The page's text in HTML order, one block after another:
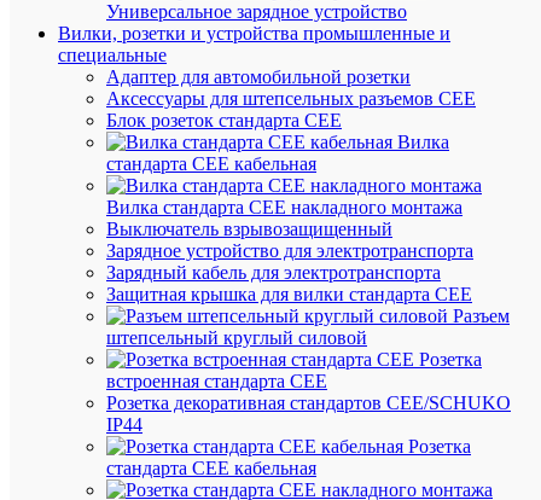
Универсальное зарядное устройство
Вилки, розетки и устройства промышленные и
специальные
Адаптер для автомобильной розетки
Аксессуары для штепсельных разъемов CEE
Блок розеток стандарта CEE
Вилка
стандарта CEE кабельная
Вилка стандарта CEE накладного монтажа
Выключатель взрывозащищенный
Зарядное устройство для электротранспорта
Зарядный кабель для электротранспорта
Защитная крышка для вилки стандарта CEE
Разъем
штепсельный круглый силовой
Розетка
встроенная стандарта CEE
Розетка декоративная стандартов CEE/SCHUKO
IP44
Розетка
стандарта СЕЕ кабельная
CHINT
В
шт.)
814091
Бренд
Цена:
₽
шт.